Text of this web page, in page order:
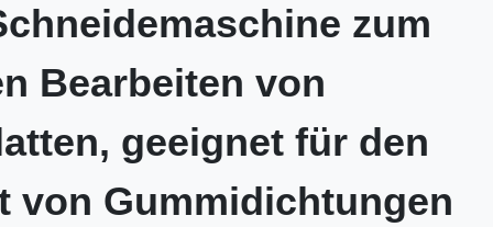
zum
Bearbeiten von
geeignet für den
von Gummidichtungen